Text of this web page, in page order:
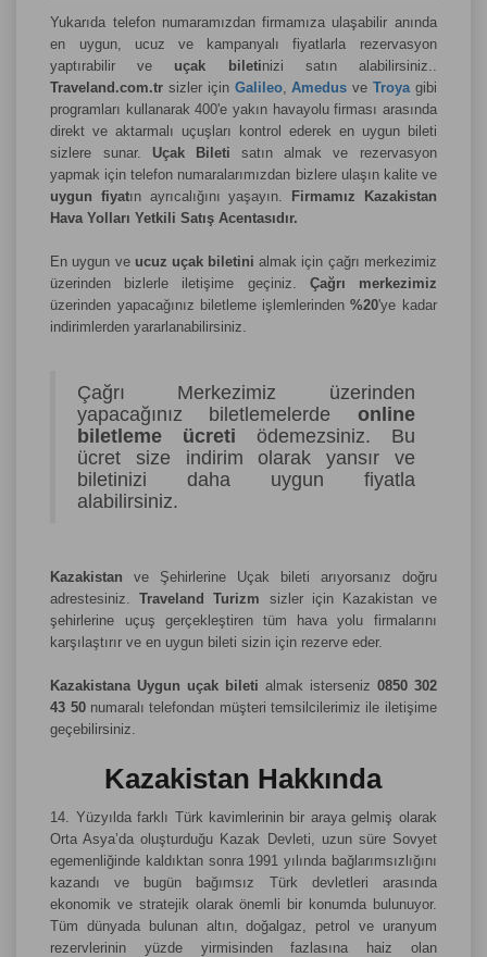
Yukarıda telefon numaramızdan firmamıza ulaşabilir anında
en uygun, ucuz ve kampanyalı fiyatlarla rezervasyon
yaptırabilir ve uçak biletinizi satın alabilirsiniz..
Traveland.com.tr sizler için Galileo, Amedus ve Troyagibi
programları kullanarak 400'e yakın havayolu firması arasında
direkt ve aktarmalı uçuşları kontrol ederek en uygun bileti
sizlere sunar. Uçak Bileti satın almak ve rezervasyon
yapmak için telefon numaralarımızdan bizlere ulaşın kalite ve
uygun fiyatın ayrıcalığını yaşayın. Firmamız Kazakistan
Hava Yolları Yetkili Satış Acentasıdır.
En uygun ve ucuz uçak biletini almak için çağrı merkezimiz
üzerinden bizlerle iletişime geçiniz. Çağrı merkezimiz
üzerinden yapacağınız biletleme işlemlerinden%20'ye kadar
indirimlerden yararlanabilirsiniz.
Çağrı Merkezimiz üzerinden
yapacağınız biletlemelerde online
biletleme ücreti ödemezsiniz. Bu
ücret size indirim olarak yansır ve
biletinizi daha uygun fiyatla
alabilirsiniz.
Kazakistan ve Şehirlerine Uçak bileti arıyorsanız doğru
adrestesiniz.Traveland Turizm sizler için Kazakistan ve
şehirlerine uçuş gerçekleştiren tüm hava yolu firmalarını
karşılaştırır ve en uygun bileti sizin için rezerve eder.
Kazakistana Uygun uçak bileti almak isterseniz 0850 302
43 50numaralı telefondan müşteri temsilcilerimiz ile iletişime
geçebilirsiniz.
Kazakistan Hakkında
14. Yüzyılda farklı Türk kavimlerinin bir araya gelmiş olarak
Orta Asya’da oluşturduğu Kazak Devleti, uzun süre Sovyet
egemenliğinde kaldıktan sonra 1991 yılında bağlarımsızlığını
kazandı ve bugün bağımsız Türk devletleri arasında
ekonomik ve stratejik olarak önemli bir konumda bulunuyor.
Tüm dünyada bulunan altın, doğalgaz, petrol ve uranyum
rezervlerinin yüzde yirmisinden fazlasına haiz olan